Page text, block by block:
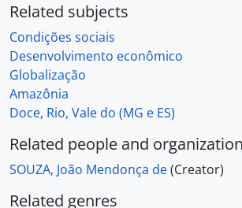
Related subjects
Condições sociais
Desenvolvimento econômico
Globalização
Amazônia
Doce, Rio, Vale do (MG e ES)
Related people and
SOUZA, João Mendonça de(Creator)
Related genres